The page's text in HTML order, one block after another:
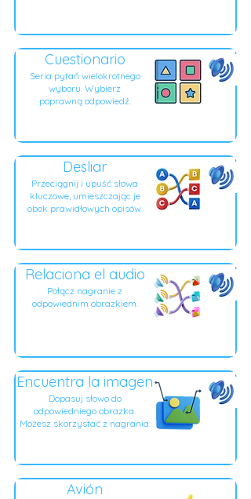
Cuestionario
Seria pytań wielokrotnego
wyboru. Wybierz
poprawną odpowiedź.
Desliar
Przeciągnij i upuść słowa
kluczowe, umieszczając je
obok prawidłowych opisów.
Relaciona el audio
Połącz nagranie z
odpowiednim obrazkiem.
Encuentra la imagen
Dopasuj słowo do
odpowiedniego obrazka.
Możesz skorzystać z nagrania.
Avión